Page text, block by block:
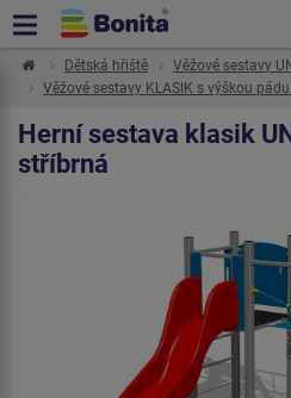
Dětská hřiště
Věžové sestavy
Věžové sestavy KLASIK s výškou
Herní sestava klasik
stříbrná